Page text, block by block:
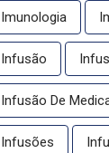
Imunologia
Infusão
Infusão De
Infusões